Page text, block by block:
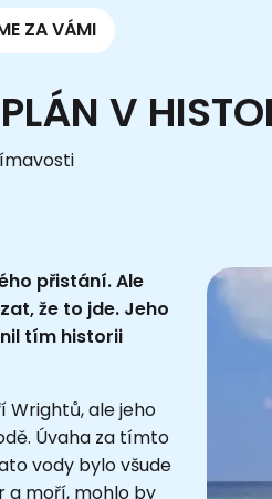
ZA VÁMI
V
přistání. Ale
že to jde. Jeho
tím historii
Wrightů, ale jeho
Úvaha za tímto
vody bylo všude
a moří, mohlo by